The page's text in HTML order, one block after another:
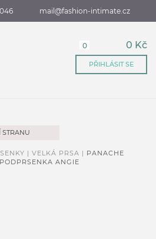
mail@fashion-intimate.cz
0 0 Kč
PŘIHLÁSIT SE
STRANU
| VELKÁ PRSA | PANACHE
ANGIE